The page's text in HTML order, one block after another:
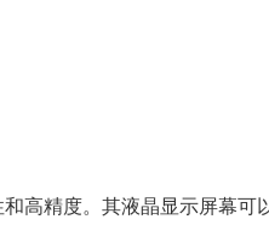
高精度。其液晶显示屏幕可